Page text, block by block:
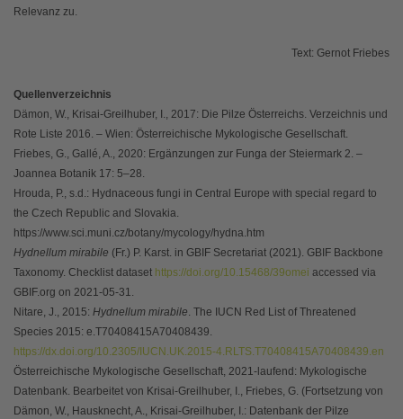
Relevanz zu.
Text: Gernot Friebes
Quellenverzeichnis
Dämon, W., Krisai-Greilhuber, I., 2017: Die Pilze Österreichs. Verzeichnis und
Rote Liste 2016. – Wien: Österreichische Mykologische Gesellschaft.
Friebes, G., Gallé, A., 2020: Ergänzungen zur Funga der Steiermark 2. –
Joannea Botanik 17: 5–28.
Hrouda, P., s.d.: Hydnaceous fungi in Central Europe with special regard to
the Czech Republic and Slovakia.
https://www.sci.muni.cz/botany/mycology/hydna.htm
Hydnellum mirabile (Fr.) P. Karst. in GBIF Secretariat (2021). GBIF Backbone
Taxonomy. Checklist dataset https://doi.org/10.15468/39omei accessed via
GBIF.org on 2021-05-31.
Nitare, J., 2015: Hydnellum mirabile. The IUCN Red List of Threatened
Species 2015: e.T70408415A70408439.
https://dx.doi.org/10.2305/IUCN.UK.2015-4.RLTS.T70408415A70408439.en
Österreichische Mykologische Gesellschaft, 2021-laufend: Mykologische
Datenbank. Bearbeitet von Krisai-Greilhuber, I., Friebes, G. (Fortsetzung von
Dämon, W., Hausknecht, A., Krisai-Greilhuber, I.: Datenbank der Pilze